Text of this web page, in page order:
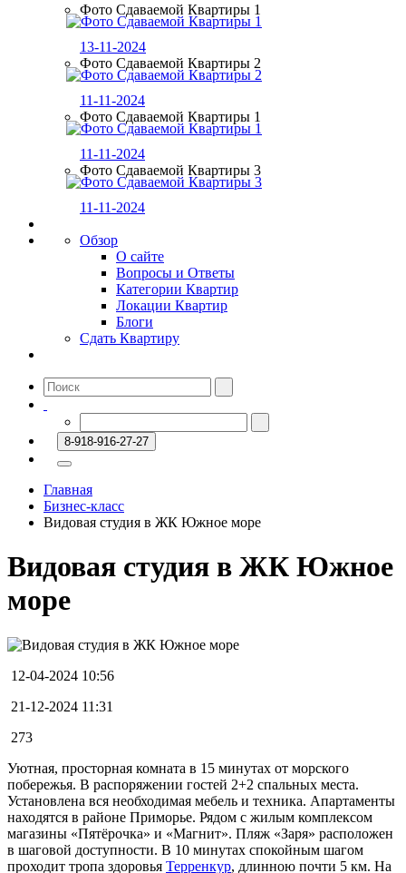
Фото Сдаваемой Квартиры 1
13-11-2024
Фото Сдаваемой Квартиры 2
11-11-2024
Фото Сдаваемой Квартиры 1
11-11-2024
Фото Сдаваемой Квартиры 3
11-11-2024
Обзор
О сайте
Вопросы и Ответы
Категории Квартир
Локации Квартир
Блоги
Сдать Квартиру
8-918-916-27-27
Главная
Бизнес-класс
Видовая студия в ЖК Южное море
Видовая студия в ЖК Южное
море
12-04-2024 10:56
21-12-2024 11:31
273
Уютная, просторная комната в 15 минутах от морского
побережья. В распоряжении гостей 2+2 спальных места.
Установлена вся необходимая мебель и техника. Апартаменты
находятся в районе Приморье. Рядом с жилым комплексом
магазины «Пятёрочка» и «Магнит». Пляж «Заря» расположен
в шаговой доступности. В 10 минутах спокойным шагом
проходит тропа здоровья Терренкур, длинною почти 5 км. На